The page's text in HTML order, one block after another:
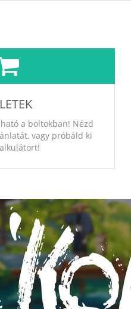
a boltokban! Nézd
vagy próbáld ki